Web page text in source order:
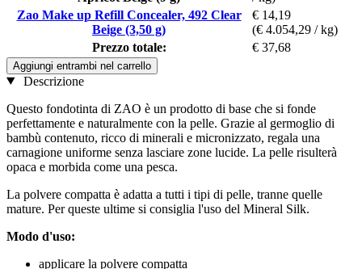
Zao Make up Refill Concealer, 492 Clear
Beige (3,50 g)
€ 14,19
(€ 4.054,29 / kg)
Prezzo totale:
€ 37,68
Aggiungi entrambi nel carrello
Descrizione
Questo fondotinta di ZAO è un prodotto di base che si fonde
perfettamente e naturalmente con la pelle. Grazie al germoglio di
bambù contenuto, ricco di minerali e micronizzato, regala una
carnagione uniforme senza lasciare zone lucide. La pelle risulterà
opaca e morbida come una pesca.
La polvere compatta è adatta a tutti i tipi di pelle, tranne quelle
mature. Per queste ultime si consiglia l'uso del Mineral Silk.
Modo d'uso:
applicare la polvere compatta